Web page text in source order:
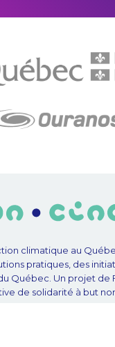
climatique au
pratiques, des
Québec. Un projet de
de solidarité à but